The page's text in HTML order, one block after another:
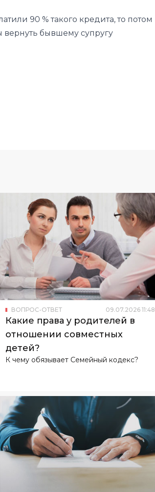
90 % такого кредита, то потом
бывшему супругу
ВОПРОС-ОТВЕТ 09.07.2026 11:48
Какие права у родителей в
отношении совместных
детей?
К чему обязывает Семейный кодекс?